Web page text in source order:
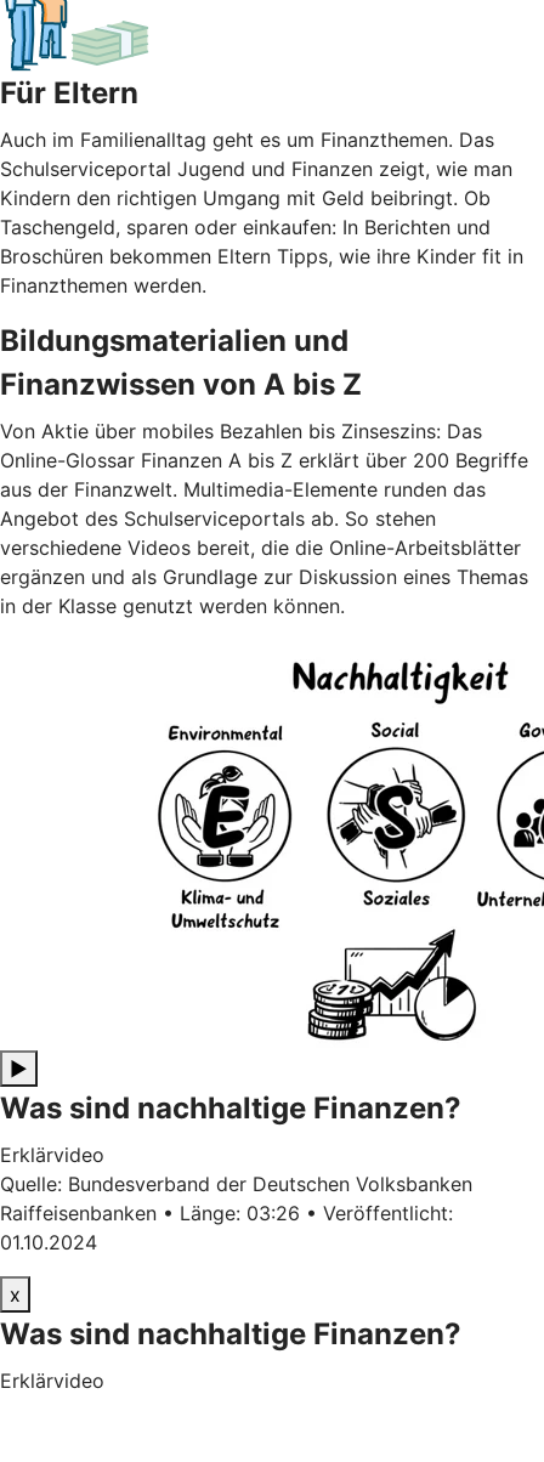
Für Eltern
Auch im Familienalltag geht es um Finanzthemen. Das
Schulserviceportal Jugend und Finanzen zeigt, wie man
Kindern den richtigen Umgang mit Geld beibringt. Ob
Taschengeld, sparen oder einkaufen: In Berichten und
Broschüren bekommen Eltern Tipps, wie ihre Kinder fit in
Finanzthemen werden.
Bildungsmaterialien und
Finanzwissen von A bis Z
Von Aktie über mobiles Bezahlen bis Zinseszins: Das
Online-Glossar Finanzen A bis Z erklärt über 200 Begriffe
aus der Finanzwelt. Multimedia-Elemente runden das
Angebot des Schulserviceportals ab. So stehen
verschiedene Videos bereit, die die Online-Arbeitsblätter
ergänzen und als Grundlage zur Diskussion eines Themas
in der Klasse genutzt werden können.
▶
Was sind nachhaltige Finanzen?
Erklärvideo
Quelle: Bundesverband der Deutschen Volksbanken
Raiffeisenbanken • Länge: 03:26 • Veröffentlicht:
01.10.2024
x
Was sind nachhaltige Finanzen?
Erklärvideo